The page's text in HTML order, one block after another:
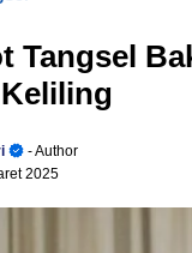
Tangsel
- Author
2025